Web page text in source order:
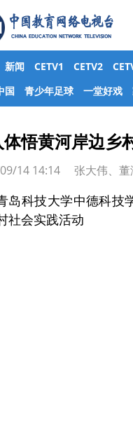
新闻 CETV1 CETV2
国
青少年足球 一堂好戏
悟黄河岸边乡
14 14:14 张大伟、董
岛科技大学中德科技
社会实践活动